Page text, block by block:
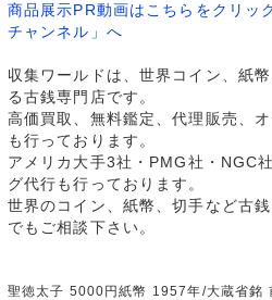
商品展示PR動画はこちらをクリ
チャンネル」へ
収集ワールドは、世界コイン、紙
る古銭専門店です。
高価買取、無料鑑定、代理販売、
も行っております。
アメリカ大手3社・PMG社・NGC
グ代行も行っております。
世界のコイン、紙幣、切手など古
でもご相談下さい。
聖徳太子 5000円紙幣 1957年/大蔵省銘